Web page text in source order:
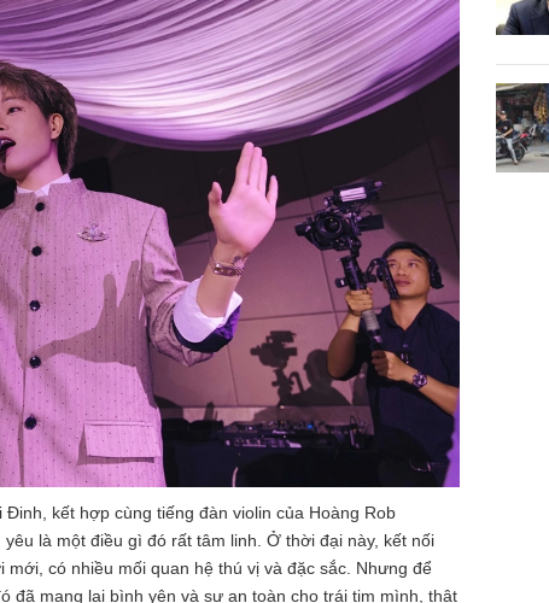
kết hợp cùng tiếng đàn violin của Hoàng Rob
là một điều gì đó rất tâm linh. Ở thời đại này, kết nối
có nhiều mối quan hệ thú vị và đặc sắc. Nhưng để
mang lại bình yên và sự an toàn cho trái tim mình, thật